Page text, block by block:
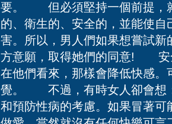
要。 但必須堅持一個前提，
的、衛生的、安全的，並能使
害。所以，男人們如果想嘗試
方意願，取得她們的同意!
在他們看來，那樣會降低快感
覺。 不過，有時女人卻會想
和預防性病的考慮。如果冒著